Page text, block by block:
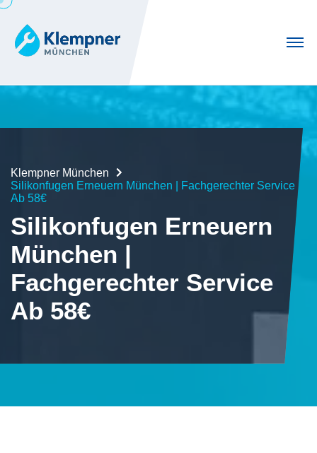
Klempner München
Silikonfugen Erneuern München | Fachgerechter Service
Ab 58€
Silikonfugen Erneuern
München |
Fachgerechter Service
Ab 58€